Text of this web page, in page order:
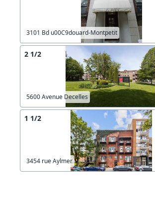
3101 Bd u00C9douard-Montpetit
2 1/2
5600 Avenue Decelles
1 1/2
3454 rue Aylmer